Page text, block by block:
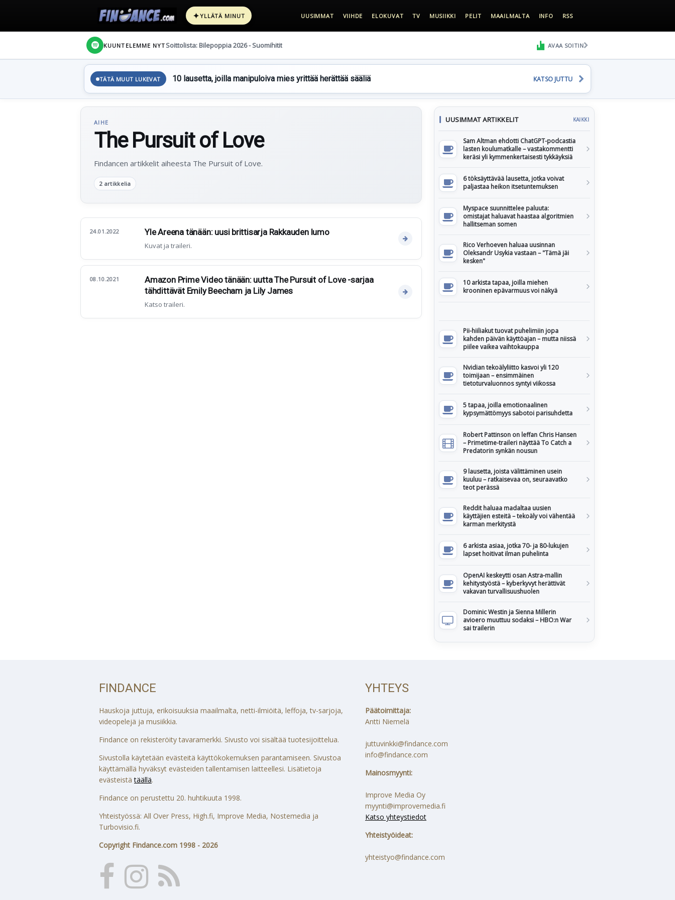
✦YLLÄTÄ MINUT UUSIMMAT VIIHDE ELOKUVAT TV MUSIIKKI PELIT MAAILMALTA INFO RSS
KUUNTELEMME NYT Soittolista: Bilepoppia 2026 - Suomihitit AVAA SOITIN
TÄTÄ MUUT LUKEVAT 10 lausetta, joilla manipuloiva mies yrittää herättää sääliä KATSO JUTTU
AIHE
The Pursuit of Love
Findancen artikkelit aiheesta The Pursuit of Love.
2 artikkelia
24.01.2022 Yle Areena tänään: uusi brittisarja Rakkauden lumo
Kuvat ja traileri.
08.10.2021
Amazon Prime Video tänään: uutta The Pursuit of Love -sarjaa
tähdittävät Emily Beecham ja Lily James
Katso traileri.
UUSIMMAT ARTIKKELIT KAIKKI
Sam Altman ehdotti ChatGPT-podcastia
lasten koulumatkalle – vastakommentti
keräsi yli kymmenkertaisesti tykkäyksiä
6 töksäyttävää lausetta, jotka voivat
paljastaa heikon itsetuntemuksen
Myspace suunnittelee paluuta:
omistajat haluavat haastaa algoritmien
hallitseman somen
Rico Verhoeven haluaa uusinnan
Oleksandr Usykia vastaan – "Tämä jäi
kesken"
10 arkista tapaa, joilla miehen
krooninen epävarmuus voi näkyä
Pii-hiiliakut tuovat puhelimiin jopa
kahden päivän käyttöajan – mutta niissä
piilee vaikea vaihtokauppa
Nvidian tekoälyliitto kasvoi yli 120
toimijaan – ensimmäinen
tietoturvaluonnos syntyi viikossa
5 tapaa, joilla emotionaalinen
kypsymättömyys sabotoi parisuhdetta
Robert Pattinson on leffan Chris Hansen
– Primetime-traileri näyttää To Catch a
Predatorin synkän nousun
9 lausetta, joista välittäminen usein
kuuluu – ratkaisevaa on, seuraavatko
teot perässä
Reddit haluaa madaltaa uusien
käyttäjien esteitä – tekoäly voi vähentää
karman merkitystä
6 arkista asiaa, jotka 70- ja 80-lukujen
lapset hoitivat ilman puhelinta
OpenAI keskeytti osan Astra-mallin
kehitystyöstä – kyberkyvyt herättivät
vakavan turvallisuushuolen
Dominic Westin ja Sienna Millerin
avioero muuttuu sodaksi – HBO:n War
sai trailerin
FINDANCE
Hauskoja juttuja, erikoisuuksia maailmalta, netti-ilmiöitä, leffoja, tv-sarjoja,
videopelejä ja musiikkia.
Findance on rekisteröity tavaramerkki. Sivusto voi sisältää tuotesijoittelua.
Sivustolla käytetään evästeitä käyttökokemuksen parantamiseen. Sivustoa
käyttämällä hyväksyt evästeiden tallentamisen laitteellesi. Lisätietoja
evästeistätäällä.
Findance on perustettu 20. huhtikuuta 1998.
Yhteistyössä: All Over Press, High.fi, Improve Media, Nostemedia ja
Turbovisio.fi.
Copyright Findance.com 1998 - 2026
YHTEYS
Päätoimittaja:
Antti Niemelä
juttuvinkki@findance.com
info@findance.com
Mainosmyynti:
Improve Media Oy
myynti@improvemedia.fi
Katso yhteystiedot
Yhteistyöideat:
yhteistyo@findance.com